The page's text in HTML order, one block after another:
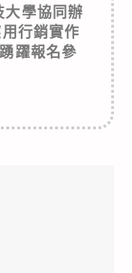
大學協同辦
行銷實作
躍報名參